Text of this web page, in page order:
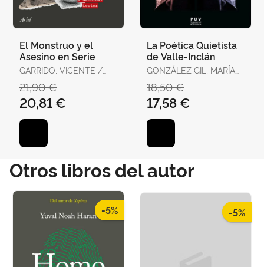
El Monstruo y el
Asesino en Serie
GARRIDO, VICENTE /
21,90 €
20,81 €
La Poética Quietista
de Valle-Inclán
GONZÁLEZ GIL, MARÍA
18,50 €
17,58 €
Otros libros del autor
-5% -5%